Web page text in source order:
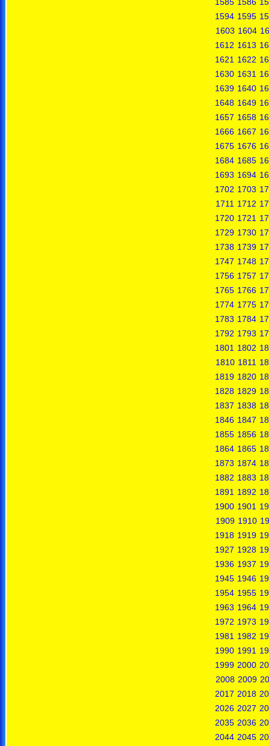
1594 1595
1603 1604
1612 1613
1621 1622
1630 1631
1639 1640
1648 1649
1657 1658
1666 1667
1675 1676
1684 1685
1693 1694
1702 1703
1711 1712
1720 1721
1729 1730
1738 1739
1747 1748
1756 1757
1765 1766
1774 1775
1783 1784
1792 1793
1801 1802
1810 1811
1819 1820
1828 1829
1837 1838
1846 1847
1855 1856
1864 1865
1873 1874
1882 1883
1891 1892
1900 1901
1909 1910
1918 1919
1927 1928
1936 1937
1945 1946
1954 1955
1963 1964
1972 1973
1981 1982
1990 1991
1999 2000
2008 2009
2017 2018
2026 2027
2035 2036
2044 2045